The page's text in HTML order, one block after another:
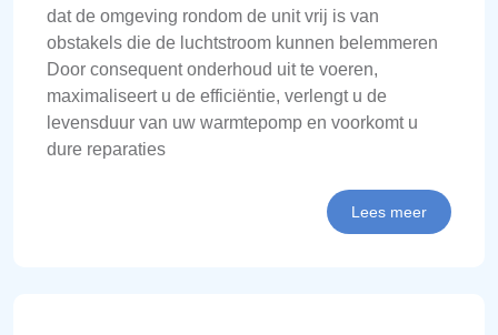
dat de omgeving rondom de unit vrij is van
obstakels die de luchtstroom kunnen belemmeren
Door consequent onderhoud uit te voeren,
maximaliseert u de efficiëntie, verlengt u de
levensduur van uw warmtepomp en voorkomt u
dure reparaties
Lees meer